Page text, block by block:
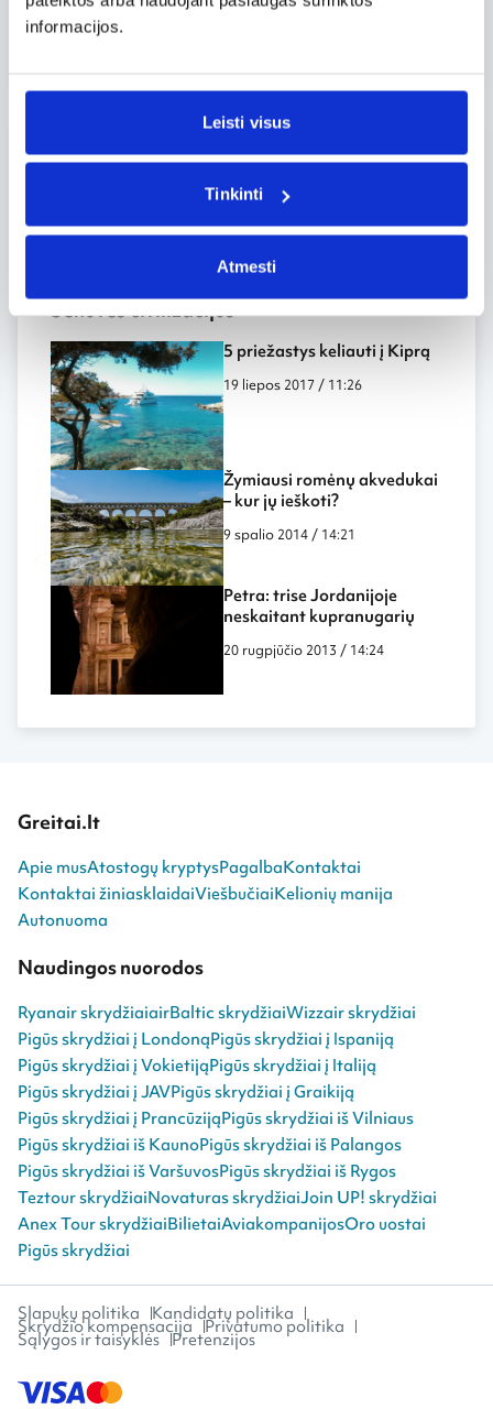
informacijos.
Leisti visus
Tinkinti
Atmesti
EUR. Netoliese įsikūręs Romos Fiumicino oro
Grotažymės
#Italija
Senovės civilizacijos
5 priežastys keliauti į Kiprą
19 liepos 2017 / 11:26
Žymiausi romėnų akvedukai
– kur jų ieškoti?
9 spalio 2014 / 14:21
Petra: trise Jordanijoje
neskaitant kupranugarių
20 rugpjūčio 2013 / 14:24
Greitai.lt
Apie musAtostogų kryptysPagalbaKontaktai
Kontaktai žiniasklaidaiViešbučiaiKelionių manija
Autonuoma
Naudingos nuorodos
Ryanair skrydžiaiairBaltic skrydžiaiWizzair skrydžiai
Pigūs skrydžiai į LondonąPigūs skrydžiai į Ispaniją
Pigūs skrydžiai į VokietijąPigūs skrydžiai į Italiją
Pigūs skrydžiai į JAVPigūs skrydžiai į Graikiją
Pigūs skrydžiai į PrancūzijąPigūs skrydžiai iš Vilniaus
Pigūs skrydžiai iš KaunoPigūs skrydžiai iš Palangos
Pigūs skrydžiai iš VaršuvosPigūs skrydžiai iš Rygos
Teztour skrydžiaiNovaturas skrydžiaiJoin UP! skrydžiai
Anex Tour skrydžiaiBilietaiAviakompanijosOro uostai
Pigūs skrydžiai
Slapukų politika Kandidatų politika
Skrydžio kompensacija Privatumo politika
Sąlygos ir taisyklės Pretenzijos